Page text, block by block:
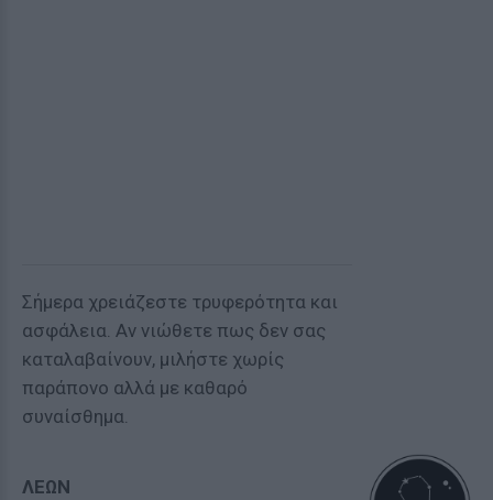
Σήμερα χρειάζεστε τρυφερότητα και
ασφάλεια. Αν νιώθετε πως δεν σας
καταλαβαίνουν, μιλήστε χωρίς
παράπονο αλλά με καθαρό
συναίσθημα.
ΛΕΩΝ